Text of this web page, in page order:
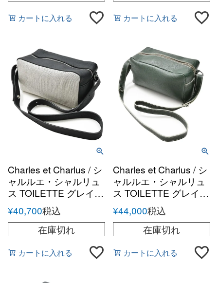
カートに入れる カートに入れる
Charles et Charlus / シ
ャルルエ・シャルリュ
ス TOILETTE グレイン
レザー キャンバスコン
ビ ショルダーポーチ
¥40,700税込
在庫切れ
カートに入れる
Charles et Charlus / シ
ャルルエ・シャルリュ
ス TOILETTE グレイン
レザー ショルダーポー
チ
¥44,000税込
在庫切れ
カートに入れる